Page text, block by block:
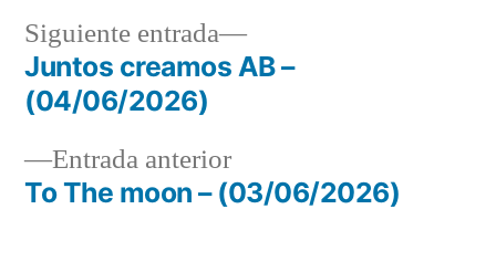
Navegación
entradas
Entrada anteriorEntrada
anterior:
To The moon – (03/06/2026)
Siguiente entrada
Siguiente
entrada:
Juntos creamos AB –
(04/06/2026)